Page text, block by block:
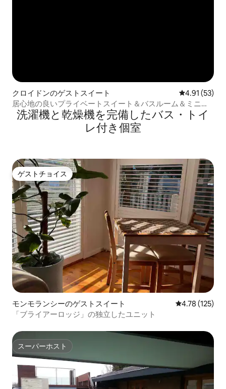
クロイドンのゲストスイート レビュー53
4.91 (53)
居心地の良いプライベートスイート＆バスルーム＆ミニキ
ッチン＆バルコニー
洗濯機と乾燥機を完備したバス・トイ
レ付き個室
ゲストチョイス
ゲストチョイス
モンモランシーのゲストスイート レビュー125
4.78 (125)
「ブライアーロッジ」の独立したユニット
スーパーホスト
スーパーホスト